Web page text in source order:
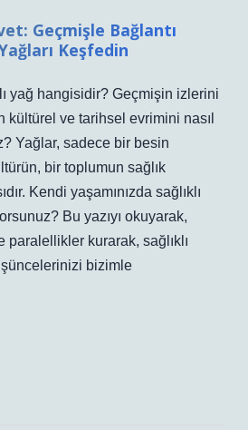
Geçmişle Bağlantı
Keşfedin
yağ hangisidir? Geçmişin izlerini
kültürel ve tarihsel evrimini nasıl
Yağlar, sadece bir besin
bir toplumun sağlık
Kendi yaşamınızda sağlıklı
Bu yazıyı okuyarak,
paralellikler kurarak, sağlıklı
bizimle